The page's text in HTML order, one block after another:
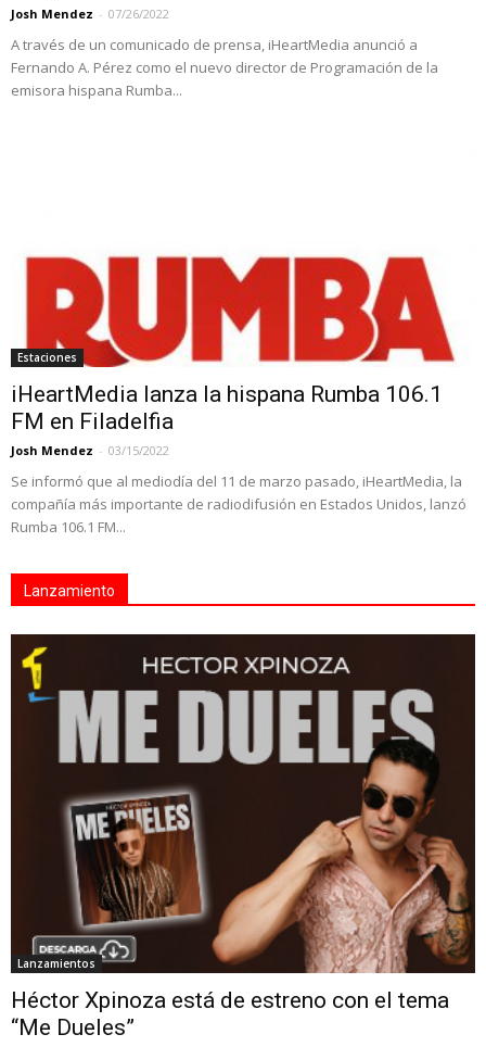
Josh Mendez - 07/26/2022
A través de un comunicado de prensa, iHeartMedia anunció a
Fernando A. Pérez como el nuevo director de Programación de la
emisora hispana Rumba...
Estaciones
iHeartMedia lanza la hispana Rumba 106.1
FM en Filadelfia
Josh Mendez - 03/15/2022
Se informó que al mediodía del 11 de marzo pasado, iHeartMedia, la
compañía más importante de radiodifusión en Estados Unidos, lanzó
Rumba 106.1 FM...
Lanzamiento
Lanzamientos
Héctor Xpinoza está de estreno con el tema
“Me Dueles”